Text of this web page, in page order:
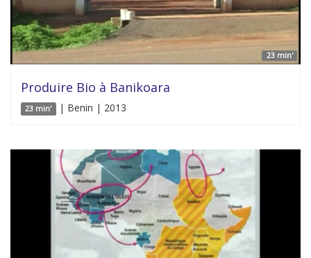
23 min'
Produire Bio à Banikoara
23 min' | Benin | 2013